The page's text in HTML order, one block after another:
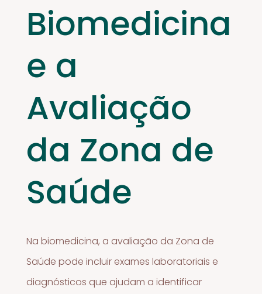
Biomedicina
e a
Avaliação
da Zona de
Saúde
Na biomedicina, a avaliação da Zona de
Saúde pode incluir exames laboratoriais e
diagnósticos que ajudam a identificar